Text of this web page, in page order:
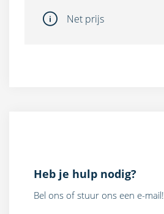
Net prijs
Heb je hulp nodig?
Bel ons of stuur ons een e-mail!